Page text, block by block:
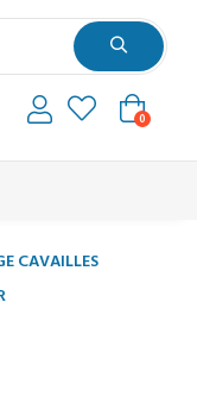
0
CAVAILLES